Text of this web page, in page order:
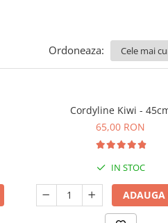
Ordoneaza:
Cordyline Kiwi -
65,00 RON
IN STOC
ADAUGA